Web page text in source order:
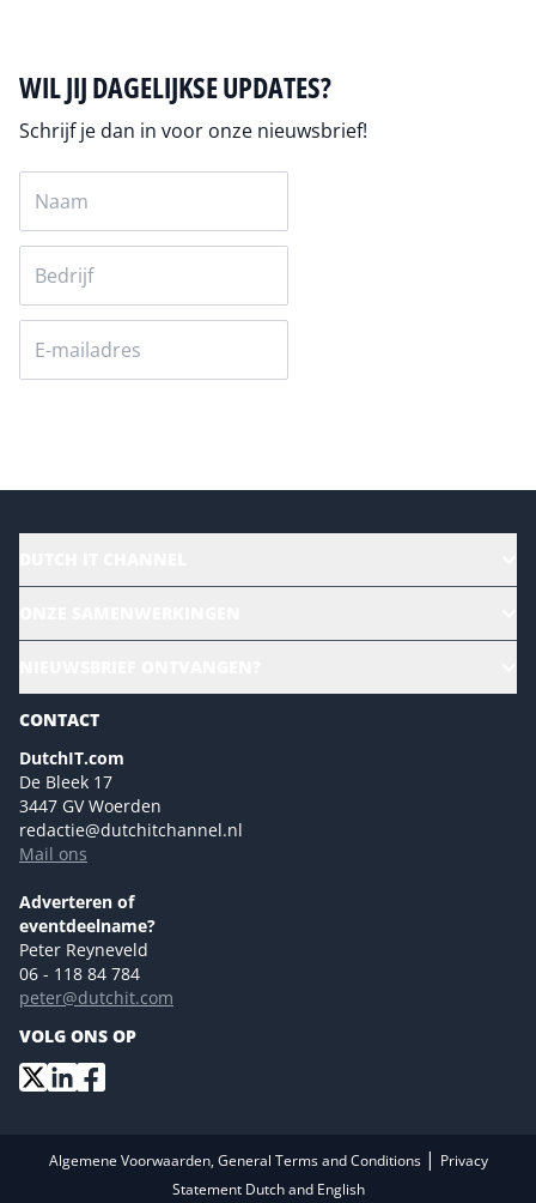
WIL JIJ DAGELIJKSE UPDATES?
Schrijf je dan in voor onze nieuwsbrief!
Magazines
Marketingmogelijkheden 2026
Eventmogelijkheden 2026
Advertising opportunities 2026 ENG
Event opportunities 2026 ENG
NL Digital
Versturen
CONTACT
DutchIT.com
De Bleek 17
3447 GV Woerden
redactie@dutchitchannel.nl
Mail ons
Adverteren of
eventdeelname?
Peter Reyneveld
06 - 118 84 784
peter@dutchit.com
VOLG ONS OP
Algemene Voorwaarden, General Terms and Conditions | Privacy
Statement Dutch and English